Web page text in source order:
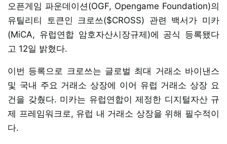
오픈게임 파운데이션(OGF, Opengame Foundation)의
유틸리티 토큰인 크로쓰($CROSS) 관련 백서가 미카
(MiCA, 유럽연합 암호자산시장규제)에 공식 등록됐다
고 12일 밝혔다.
이번 등록으로 크로쓰는 글로벌 최대 거래소 바이낸스
및 국내 주요 거래소 상장에 이어 유럽 거래소 상장 요
건을 갖췄다. 미카는 유럽연합이 제정한 디지털자산 규
제 프레임워크로, 유럽 내 거래소 상장을 위해 필수적이
다.